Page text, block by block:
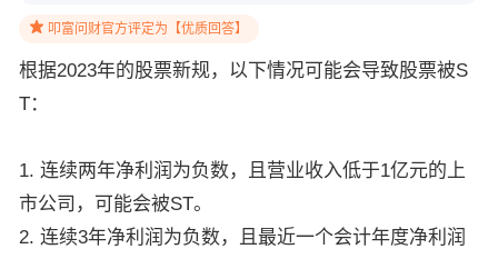
叩富问财官方评定为【优质回答】
根据2023年的股票新规，以下情况可能会导致股票被S
T：
1. 连续两年净利润为负数，且营业收入低于1亿元的上
市公司，可能会被ST。
2. 连续3年净利润为负数，且最近一个会计年度净利润